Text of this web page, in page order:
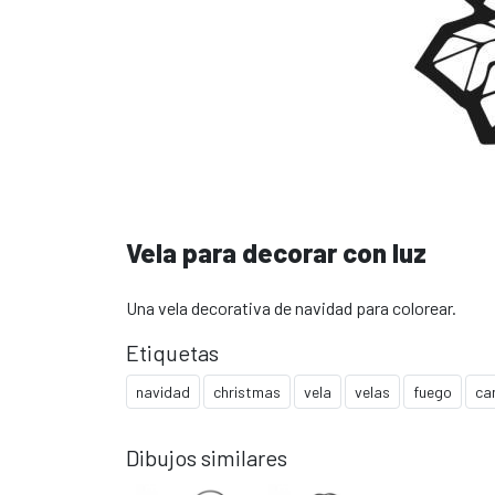
Vela para decorar con luz
Una vela decorativa de navidad para colorear.
Etiquetas
navidad christmas vela velas fuego
Dibujos similares